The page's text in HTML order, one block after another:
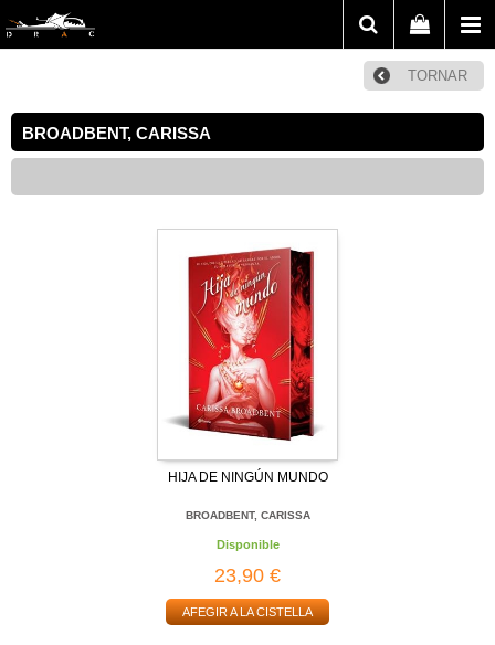
TORNAR
BROADBENT, CARISSA
HIJA DE NINGÚN MUNDO
BROADBENT, CARISSA
Disponible
23,90 €
AFEGIR A LA CISTELLA